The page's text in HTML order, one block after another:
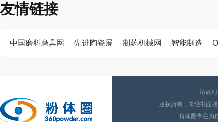
友情链接
中国磨料磨具网 先进陶瓷展 制药机械网 智能制造
站点
版权所有，未经书面
粉体圈专注为